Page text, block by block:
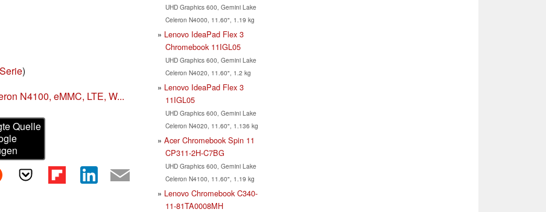
)
N4100, eMMC, LTE, W...
Quelle
UHD Graphics 600, Gemini Lake
Celeron N4000, 11.60", 1.19 kg
Lenovo IdeaPad Flex 3
Chromebook 11IGL05
UHD Graphics 600, Gemini Lake
Celeron N4020, 11.60", 1.2 kg
Lenovo IdeaPad Flex 3
11IGL05
UHD Graphics 600, Gemini Lake
Celeron N4020, 11.60", 1.136 kg
Acer Chromebook Spin 11
CP311-2H-C7BG
UHD Graphics 600, Gemini Lake
Celeron N4100, 11.60", 1.19 kg
Lenovo Chromebook C340-
11-81TA0008MH